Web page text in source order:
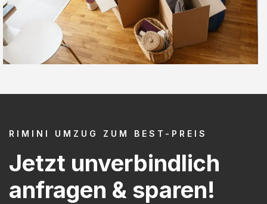
RIMINI UMZUG ZUM BEST-PREIS
Jetzt unverbindlich
anfragen & sparen!